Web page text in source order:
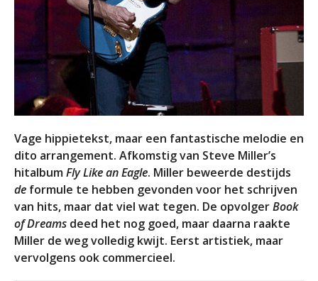
Vage hippietekst, maar een fantastische melodie en
dito arrangement. Afkomstig van Steve Miller’s
hitalbumFly Like an Eagle. Miller beweerde destijds
de formule te hebben gevonden voor het schrijven
van hits, maar dat viel wat tegen. De opvolgerBook
of Dreams deed het nog goed, maar daarna raakte
Miller de weg volledig kwijt. Eerst artistiek, maar
vervolgens ook commercieel.